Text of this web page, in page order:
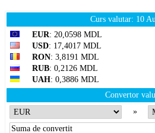
Curs valutar: 10
EUR: 20,0598 MDL
USD: 17,4017 MDL
RON: 3,8191 MDL
RUB: 0,2126 MDL
UAH: 0,3886 MDL
Convertor
»